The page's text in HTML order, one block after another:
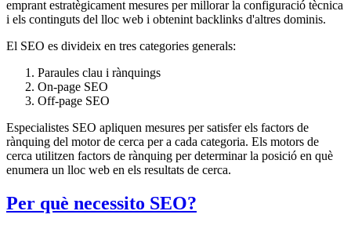
emprant estratègicament mesures per millorar la configuració tècnica
i els continguts del lloc web i obtenint backlinks d'altres dominis.
El SEO es divideix en tres categories generals:
Paraules clau i rànquings
On-page SEO
Off-page SEO
Especialistes SEO apliquen mesures per satisfer els factors de
rànquing del motor de cerca per a cada categoria. Els motors de
cerca utilitzen factors de rànquing per determinar la posició en què
enumera un lloc web en els resultats de cerca.
Per què necessito SEO?